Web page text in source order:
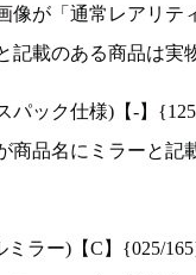
像が「通常レアリテ
記載のある商品は実
ック仕様)【-】{125/
商品名にミラーと記
ラー)【C】{025/